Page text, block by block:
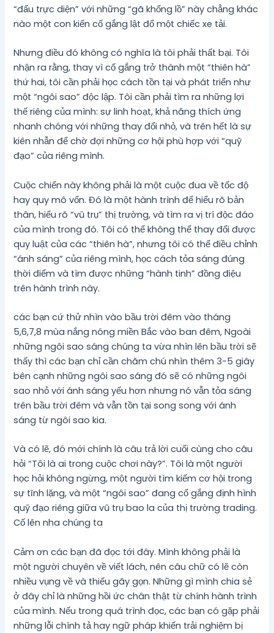
“đấu trực diện” với những “gã khổng lồ” này chẳng khác
nào một con kiến cố gắng lật đổ một chiếc xe tải.
Nhưng điều đó không có nghĩa là tôi phải thất bại. Tôi
nhận ra rằng, thay vì cố gắng trở thành một “thiên hà”
thứ hai, tôi cần phải học cách tồn tại và phát triển như
một “ngôi sao” độc lập. Tôi cần phải tìm ra những lợi
thế riêng của mình: sự linh hoạt, khả năng thích ứng
nhanh chóng với những thay đổi nhỏ, và trên hết là sự
kiên nhẫn để chờ đợi những cơ hội phù hợp với “quỹ
đạo” của riêng mình.
Cuộc chiến này không phải là một cuộc đua về tốc độ
hay quy mô vốn. Đó là một hành trình để hiểu rõ bản
thân, hiểu rõ “vũ trụ” thị trường, và tìm ra vị trí độc đáo
của mình trong đó. Tôi có thể không thể thay đổi được
quy luật của các “thiên hà”, nhưng tôi có thể điều chỉnh
“ánh sáng” của riêng mình, học cách tỏa sáng đúng
thời điểm và tìm được những “hành tinh” đồng điệu
trên hành trình này.
các bạn cứ thử nhìn vào bầu trời đêm vào tháng
5,6,7,8 mùa nắng nóng miền Bắc vào ban đêm, Ngoài
những ngôi sao sáng chúng ta vừa nhìn lên bầu trời sẽ
thấy thì các bạn chỉ cần chăm chú nhìn thêm 3-5 giây
bên cạnh những ngôi sao sáng đó sẽ có những ngôi
sao nhỏ với ánh sáng yếu hơn nhưng nó vẫn tỏa sáng
trên bầu trời đêm và vẫn tồn tại song song với ánh
sáng từ ngôi sao kia.
Và có lẽ, đó mới chính là câu trả lời cuối cùng cho câu
hỏi “Tôi là ai trong cuộc chơi này?”. Tôi là một người
học hỏi không ngừng, một người tìm kiếm cơ hội trong
sự tĩnh lặng, và một “ngôi sao” đang cố gắng định hình
quỹ đạo riêng giữa vũ trụ bao la của thị trường trading.
Cố lên nha chúng ta
Cảm ơn các bạn đã đọc tới đây. Mình không phải là
một người chuyên về viết lách, nên câu chữ có lẽ còn
nhiều vụng về và thiếu gãy gọn. Những gì mình chia sẻ
ở đây chỉ là những hồi ức chân thật từ chính hành trình
của mình. Nếu trong quá trình đọc, các bạn có gặp phải
những lỗi chính tả hay ngữ pháp khiến trải nghiệm bị